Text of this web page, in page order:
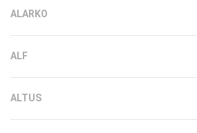
ALARKO
ALF
ALTUS